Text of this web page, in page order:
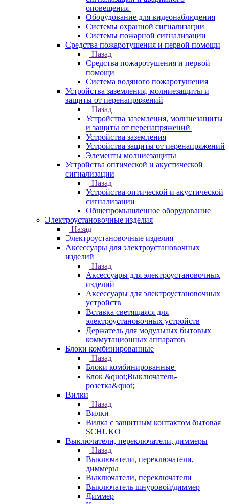
оповещения
Оборудование для видеонаблюдения
Системы охранной сигнализации
Системы пожарной сигнализации
Средства пожаротушения и первой помощи
Назад
Средства пожаротушения и первой
помощи
Система водяного пожаротушения
Устройства заземления, молниезащиты и
защиты от перенапряжений
Назад
Устройства заземления, молниезащиты
и защиты от перенапряжений
Устройства заземления
Устройства защиты от перенапряжений
Элементы молниезащиты
Устройства оптической и акустической
сигнализации
Назад
Устройства оптической и акустической
сигнализации
Общепромышленное оборудование
Электроустановочные изделия
Назад
Электроустановочные изделия
Аксессуары для электроустановочных
изделий
Назад
Аксессуары для электроустановочных
изделий
Аксессуары для электроустановочных
устройств
Вставка светящаяся для
электроустановочных устройств
Держатель для модульных бытовых
коммутационных аппаратов
Блоки комбинированные
Назад
Блоки комбинированные
Блок &quot;Выключатель-
розетка&quot;
Вилки
Назад
Вилки
Вилка с защитным контактом бытовая
SCHUKO
Выключатели, переключатели, диммеры
Назад
Выключатели, переключатели,
диммеры
Выключатели, переключатели
Выключатель шнуровой/диммер
Диммер